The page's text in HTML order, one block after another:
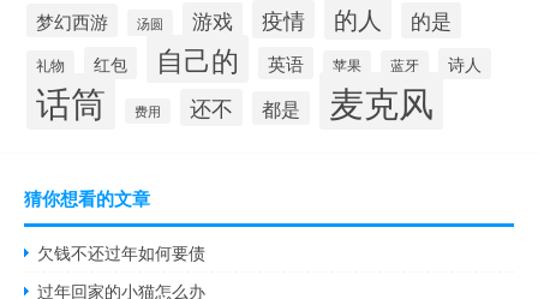
梦幻西游 汤圆 游戏 疫情 的人 的是
礼物 红包 自己的 英语 苹果 蓝牙 诗人
话筒 费用 还不 都是 麦克风
猜你想看的文章
欠钱不还过年如何要债
过年回家的小猫怎么办